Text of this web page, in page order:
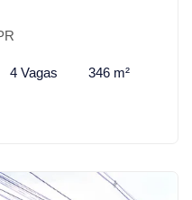
4 Vagas 346 m²